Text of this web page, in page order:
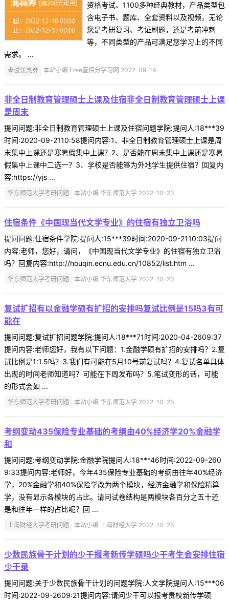
资格考试、1100多种经典教材，产品类型包
含电子书、题库、全套资料以及视频，无论
您是考研复习、考证刷题，还是考前冲刺
等，不同类型的产品可满足您学习上的不同
需求。 ...
考试优惠券 本站小编 Free壹佰分学习网 2022-09-19
非全日制教育管理硕士上课及住宿非全日制教育管理硕士上课
是周末
提问问题:非全日制教育管理硕士上课及住宿问题学院:提问人:18***39
时间:2020-09-2110:58提问内容:1、非全日制教育管理硕士上课是周
末集中上课还是寒暑假集中上课？2、是否能在周末集中上课还是寒暑
假集中上课中二选一？3、学校是否能够为外地学生提供住宿？回复内
容:https://yjs ...
华东师范大学考研问题 本站小编 华东师范大学 2022-10-23
住宿条件《中国现当代文学专业》的住宿有独立卫浴吗
提问问题:住宿条件学院:提问人:15***39时间:2020-09-2110:03提问
内容:老师，您好，请问，《中国现当代文学专业》的住宿有独立卫浴
吗？回复内容:http://houqin.ecnu.edu.cn/10852/list.htm ...
华东师范大学考研问题 本站小编 华东师范大学 2022-10-23
复试扩招有以金融学硕有扩招的安排吗复试比例是15吗3有可
能在
提问问题:复试扩招问题学院:提问人:18***71时间:2020-04-2609:37
提问内容:老师您好，我有以下问题：1.金融学硕有扩招的安排吗？2.复
试比例是1:1.5吗？3.我们有可能在5月10号前复试吗？4.复试名单具体
出现的时间老师知道吗？可能在下周发布吗？5.笔试变形的话，可能
的形式会如 ...
华东师范大学考研问题 本站小编 华东师范大学 2022-10-23
考纲变动435保险专业基础的考纲由40%经济学20%金融学
和
提问问题:考纲变动学院:金融学院提问人:18***46时间:2022-09-260
9:33提问内容:老师好，今年435保险专业基础的考纲由往年40%经济
学，20%金融学和40%保险学改为两个模块，经济金融学和保险精算
学，没有显示各模块的占比。请问试卷结构是两模块各百分之五十还
是和往年一样的占比呢？回 ...
上海财经大学考研问题 本站小编 上海财经大学 2022-10-23
少数民族骨干计划的少干报考新传学硕吗少干考生会安排住宿
少干录
提问问题:关于少数民族骨干计划的问题学院:人文学院提问人:15***06
时间:2022-09-2609:21提问内容:请问少干可以报考贵校新传学硕